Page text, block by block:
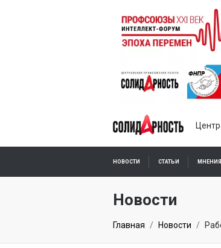
НОВОСТИ СТАТЬИ МНЕНИЯ
ПОДПИСКА ОНЛАЙН
Новости
Главная Новости